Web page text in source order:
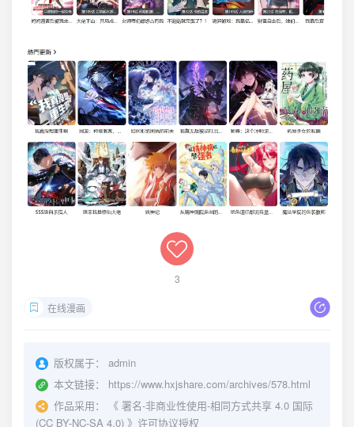
3
在线漫画
版权属于：
admin
本文链接：
https://www.hxjshare.com/archives/578.html
作品采用：
《 署名-非商业性使用-相同方式共享 4.0 国际
(CC BY-NC-SA 4.0) 》许可协议授权